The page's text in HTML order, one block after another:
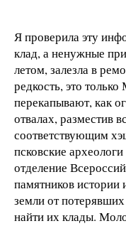
Я проверила эту
клад, а ненужные
летом, залезла в
редкость, это
перекапывают, как
отвалах, разместив
соответствующим
псковские
отделение
памятников истории
земли от
найти их клады.